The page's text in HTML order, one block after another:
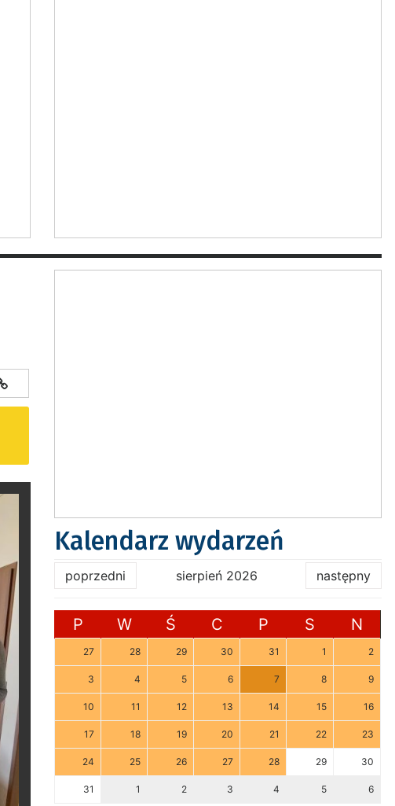
Kalendarz wydarzeń
poprzedni sierpień 2026 następny
P W Ś C P S N
27 28 29 30 31 1 2
3 4 5 6 7 8 9
10 11 12 13 14 15 16
17 18 19 20 21 22 23
24 25 26 27 28 29 30
31 1 2 3 4 5 6